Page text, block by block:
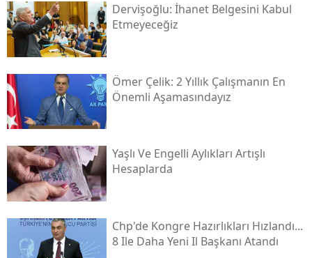
Dervişoğlu: İhanet Belgesini Kabul
Etmeyeceğiz
Ömer Çelik: 2 Yıllık Çalışmanın En
Önemli Aşamasındayız
Yaşlı Ve Engelli Aylıkları Artışlı
Hesaplarda
Chp'de Kongre Hazırlıkları Hızlandı...
8 Ile Daha Yeni Il Başkanı Atandı